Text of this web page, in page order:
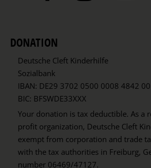
DONATION
Deutsche Cleft Kinderhilfe
Sozialbank
IBAN: DE29 3702 0500 0008 4842 00
BIC: BFSWDE33XXX
Your donation is tax deductible. As a
profit organization, Deutsche Cleft
exempt from corporation and trade
with the tax authorities in Freiburg,
number 06469/47127.